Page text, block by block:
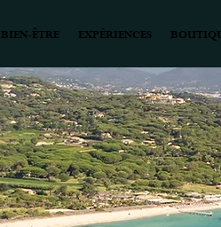
BIEN-ÊTRE EXPÉRIENCES